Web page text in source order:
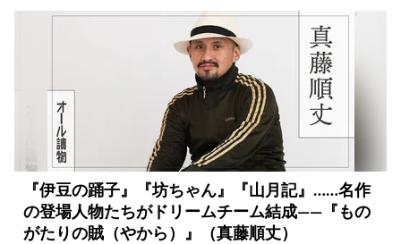
『伊豆の踊子』『坊ちゃん』『山月記』……名作
の登場人物たちがドリームチーム結成――『もの
がたりの賊（やから）』（真藤順丈）